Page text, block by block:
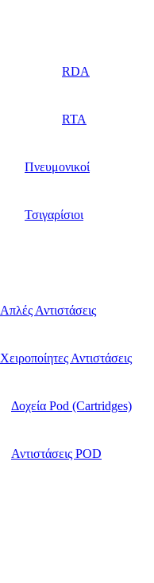
RDA
RTA
Πνευμονικοί
Τσιγαρίσιοι
Απλές Αντιστάσεις
Χειροποίητες Αντιστάσεις
Δοχεία Pod (Cartridges)
Αντιστάσεις POD